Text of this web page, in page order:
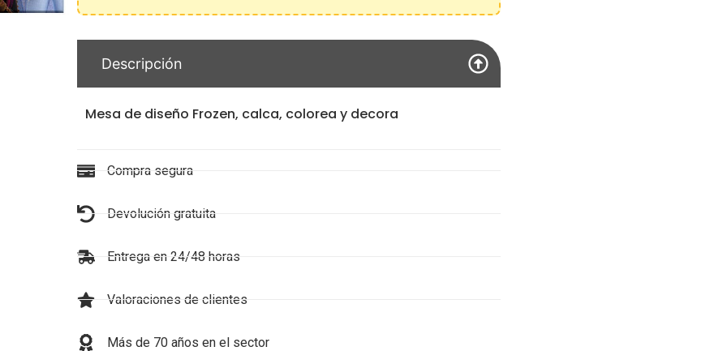
Descripción
Mesa de diseño Frozen, calca, colorea y decora
Compra segura
Devolución gratuita
Entrega en 24/48 horas
Valoraciones de clientes
Más de 70 años en el sector